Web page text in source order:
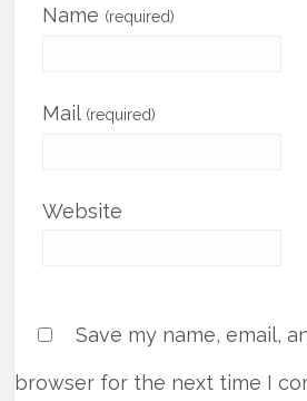
Name (required)
Mail (required)
Website
Save my name, email,
browser for the next time I